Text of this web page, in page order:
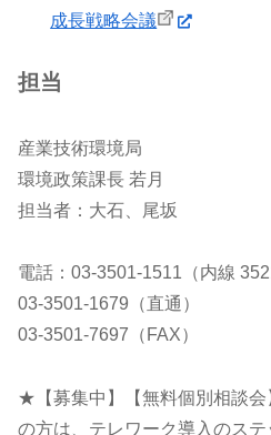
成長戦略会議
担当
産業技術環境局
環境政策課長 若月
担当者：大石、尾坂
電話：03-3501-1511（内線
03-3501-1679（直通）
03-3501-7697（FAX）
★【募集中】【無料個別相談
の方は、テレワーク導入のステ